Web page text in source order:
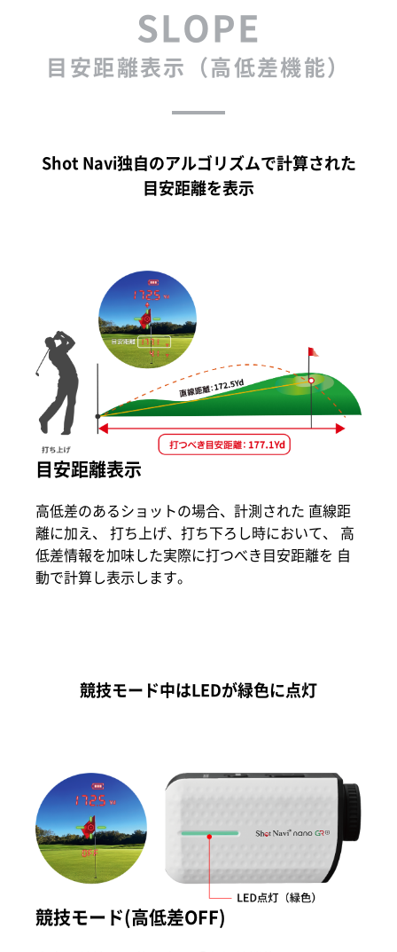
SLOPE
目安距離表示（高低差機能）
Shot Navi独自のアルゴリズムで計算された
目安距離を表示
目安距離表示
高低差のあるショットの場合、計測された 直線距
離に加え、 打ち上げ、打ち下ろし時において、 高
低差情報を加味した実際に打つべき目安距離を 自
動で計算し表示します。
競技モード中はLEDが緑色に点灯
競技モード(高低差OFF)